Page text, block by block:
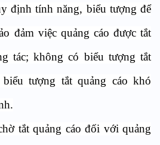
định tính năng, biểu tượng để
đảm việc quảng cáo được tắt
tác; không có biểu tượng tắt
tượng tắt quảng cáo khó
tắt quảng cáo đối với quảng